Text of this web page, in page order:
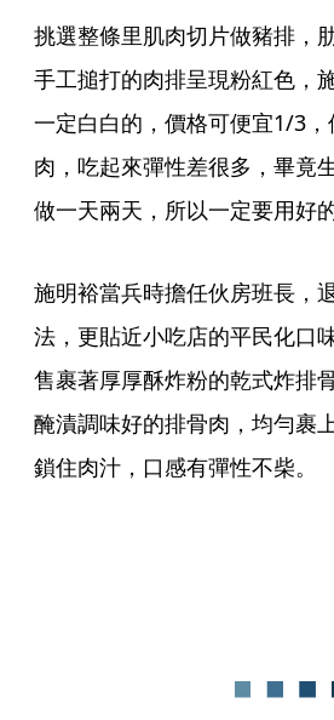
挑選整條里肌肉切片做豬排，
手工搥打的肉排呈現粉紅色，
一定白白的，價格可便宜1/3
肉，吃起來彈性差很多，畢竟
做一天兩天，所以一定要用好
施明裕當兵時擔任伙房班長，
法，更貼近小吃店的平民化口
售裹著厚厚酥炸粉的乾式炸排
醃漬調味好的排骨肉，均勻裹
鎖住肉汁，口感有彈性不柴。